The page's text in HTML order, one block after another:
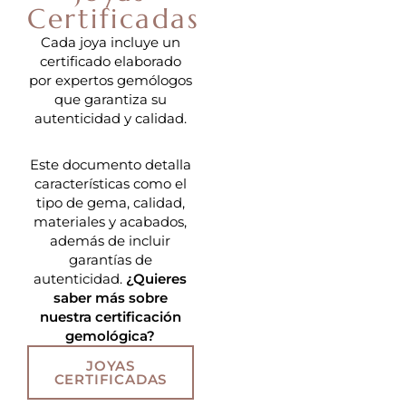
Certificadas
Cada joya incluye un
certificado elaborado
por expertos gemólogos
que garantiza su
autenticidad y calidad.
Este documento detalla
características como el
tipo de gema, calidad,
materiales y acabados,
además de incluir
garantías de
autenticidad. ¿Quieres
saber más sobre
nuestra certificación
gemológica?
JOYAS
CERTIFICADAS